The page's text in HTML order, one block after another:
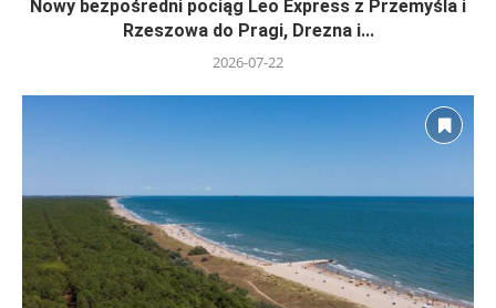
Nowy bezpośredni pociąg Leo Express z Przemyśla i
Rzeszowa do Pragi, Drezna i...
2026-07-22